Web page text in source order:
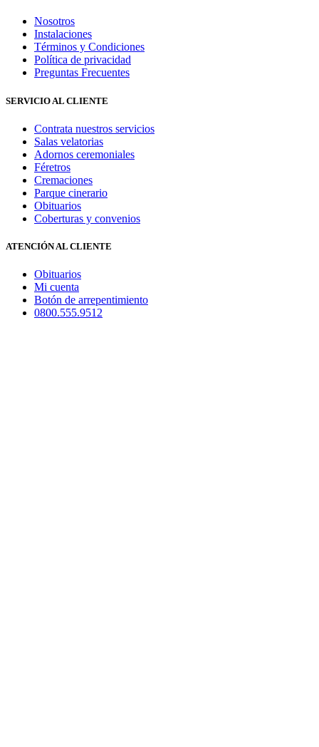
Nosotros
Instalaciones
Términos y Condiciones
Política de privacidad
Preguntas Frecuentes
SERVICIO AL CLIENTE
Contrata nuestros servicios
Salas velatorias
Adornos ceremoniales
Féretros
Cremaciones
Parque cinerario
Obituarios
Coberturas y convenios
ATENCIÓN AL CLIENTE
Obituarios
Mi cuenta
Botón de arrepentimiento
0800.555.9512